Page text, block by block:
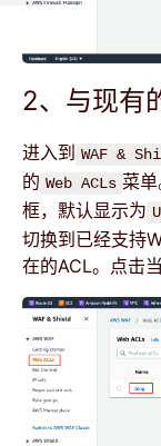
2、与现有
进入到 WAF &
的 Web ACLs 菜
框，默认显示为
切换到已经支持
在的ACL。点击